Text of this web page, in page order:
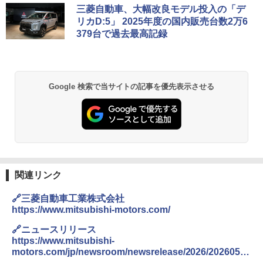
三菱自動車、大幅改良モデル投入の「デ
リカD:5」 2025年度の国内販売台数2万6
379台で過去最高記録
Google 検索で当サイトの記事を優先表示させる
関連リンク
🔗三菱自動車工業株式会社
https://www.mitsubishi-motors.com/
🔗ニュースリリース
https://www.mitsubishi-
motors.com/jp/newsroom/newsrelease/2026/20260519